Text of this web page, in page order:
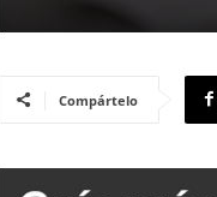
Compártelo